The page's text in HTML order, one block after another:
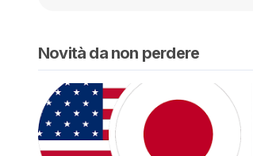
Novità da non perdere